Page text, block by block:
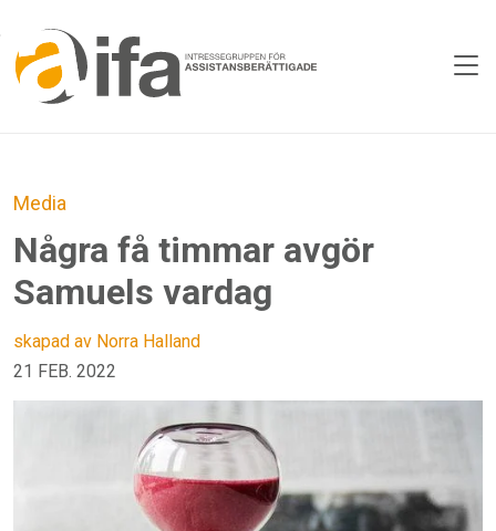
Skip to main content
Media
Några få timmar avgör
Samuels vardag
skapad av Norra Halland
21 FEB. 2022